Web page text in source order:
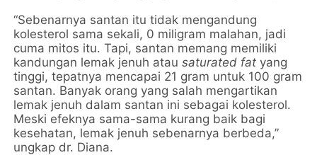
“Sebenarnya santan itu tidak mengandung
kolesterol sama sekali, 0 miligram malahan, jadi
cuma mitos itu. Tapi, santan memang memiliki
kandungan lemak jenuh atausaturated fat yang
tinggi, tepatnya mencapai 21 gram untuk 100 gram
santan. Banyak orang yang salah mengartikan
lemak jenuh dalam santan ini sebagai kolesterol.
Meski efeknya sama-sama kurang baik bagi
kesehatan, lemak jenuh sebenarnya berbeda,”
ungkap dr. Diana.